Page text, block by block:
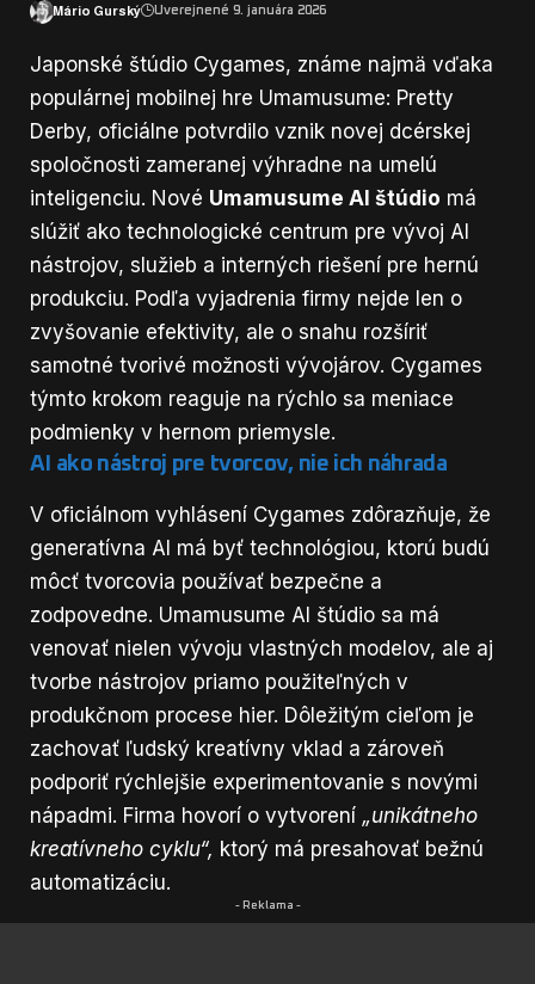
Mário Gurský Uverejnené 9. januára 2026
Japonské štúdio Cygames, známe najmä vďaka
populárnej mobilnej hre Umamusume: Pretty
Derby, oficiálne potvrdilo vznik novej dcérskej
spoločnosti zameranej výhradne na umelú
inteligenciu. Nové Umamusume AI štúdio má
slúžiť ako technologické centrum pre vývoj AI
nástrojov, služieb a interných riešení pre hernú
produkciu. Podľa vyjadrenia firmy nejde len o
zvyšovanie efektivity, ale o snahu rozšíriť
samotné tvorivé možnosti vývojárov. Cygames
týmto krokom reaguje na rýchlo sa meniace
podmienky v hernom priemysle.
AI ako nástroj pre tvorcov, nie ich náhrada
V oficiálnom vyhlásení Cygames zdôrazňuje, že
generatívna AI má byť technológiou, ktorú budú
môcť tvorcovia používať bezpečne a
zodpovedne. Umamusume AI štúdio sa má
venovať nielen vývoju vlastných modelov, ale aj
tvorbe nástrojov priamo použiteľných v
produkčnom procese hier. Dôležitým cieľom je
zachovať ľudský kreatívny vklad a zároveň
podporiť rýchlejšie experimentovanie s novými
nápadmi. Firma hovorí o vytvorení „unikátneho
kreatívneho cyklu“, ktorý má presahovať bežnú
automatizáciu.
- Reklama -